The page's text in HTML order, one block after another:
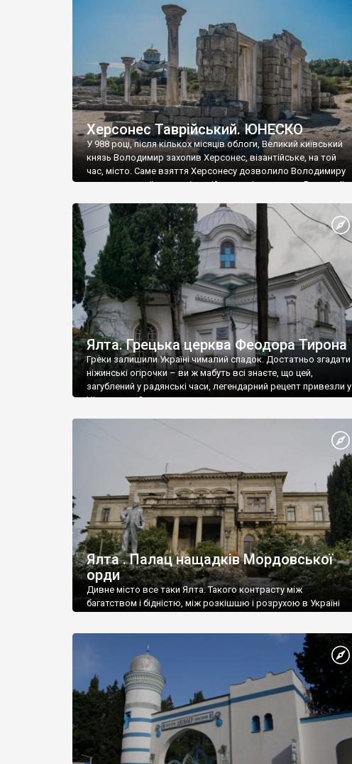
візантійської доби. Раритети викрадені з фондів об’єкту
культурної спадщини ЮНЕСКО «Херсонеса Таврійського».
Офіційно – на виставку «Золото Візантії», але експерти та
влада в Україні вважають це лише […]
Херсонес Таврійський. ЮНЕСКО
У 988 році, після кількох місяців облоги, Великий київський
князь Володимир захопив Херсонес, візантійське, на той
час, місто. Саме взяття Херсонесу дозволило Володимиру
диктувати свої умови візантійському імператору Василю ІІ,
Херсонесі Володимир-язичник, став Василем-
християнином. А потім було Хрещення Русі. На честь
Херсонесу Таврійського названо місто […]
Ялта. Грецька церква Феодора Тирона
Греки залишили Україні чималий спадок. Достатньо згадати
ніжинські огірочки – ви ж мабуть всі знаєте, що цей,
загублений у радянські часи, легендарний рецепт привезли у
Ніжин греки?
Ялта . Палац нащадків Мордовської
орди
Дивне місто все таки Ялта. Такого контрасту між
багатством і бідністю, між розкішшю і розрухою в Україні